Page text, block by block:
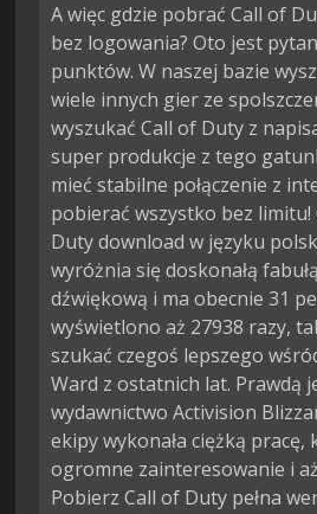
A więc gdzie pobrać Call of
bez logowania? Oto jest
punktów. W naszej bazie
wiele innych gier ze
wyszukać Call of Duty z
super produkcje z tego
mieć stabilne połączenie z
pobierać wszystko bez limitu!
Duty download w języku
wyróżnia się doskonałą
dźwiękową i ma obecnie 31
wyświetlono aż 27938 razy,
szukać czegoś lepszego
Ward z ostatnich lat. Prawdą
wydawnictwo Activision
ekipy wykonała ciężką
ogromne zainteresowanie i
Pobierz Call of Duty pełna